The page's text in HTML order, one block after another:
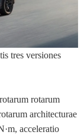
tres versiones
rotarum
architecturae
acceleratio